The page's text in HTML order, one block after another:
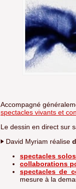
Accompagné
spectacles vivants et
Le dessin en direct sur
David Myriam réalise
spectacles
collaborations
spectacles de
mesure à la